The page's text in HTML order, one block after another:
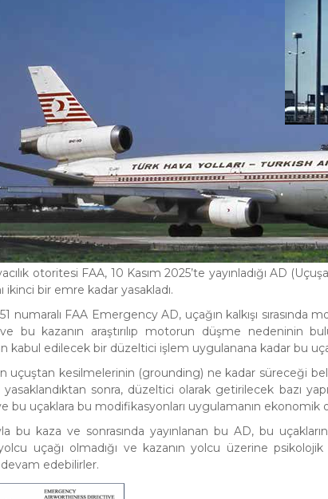
otoritesi FAA, 10 Kasım 2025’te yayınladığı AD
ikinci bir emre kadar yasakladı.
numaralı FAA Emergency AD, uçağın kalkışı
bu kazanın araştırılıp motorun düşme nedeninin
kabul edilecek bir düzeltici işlem uygulanana kadar bu
uçuştan kesilmelerinin (grounding) ne kadar süreceği
yasaklandıktan sonra, düzeltici olarak getirilecek bazı
bu uçaklara bu modifikasyonları uygulamanın ekonomik
bu kaza ve sonrasında yayınlanan bu AD, bu
uçağı olmadığı ve kazanın yolcu üzerine
edebilirler.